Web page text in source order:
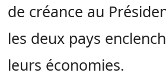
de créance au
les deux pays
leurs économies.